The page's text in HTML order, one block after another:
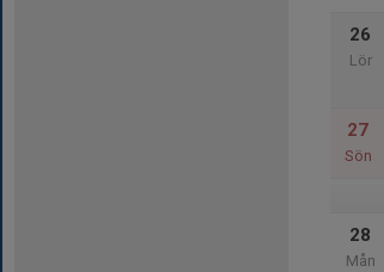
26
Lör
27
Sön
28
Mån